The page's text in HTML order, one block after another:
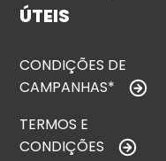
ÚTEIS
CONDIÇÕES DE
CAMPANHAS*
TERMOS E
CONDIÇÕES